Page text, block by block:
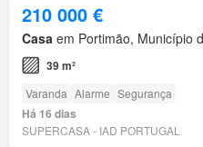
210 000 €
Casa em Portimão, Município
39 m²
Varanda Alarme Segurança
Há 16 dias
SUPERCASA - IAD PORTUGAL